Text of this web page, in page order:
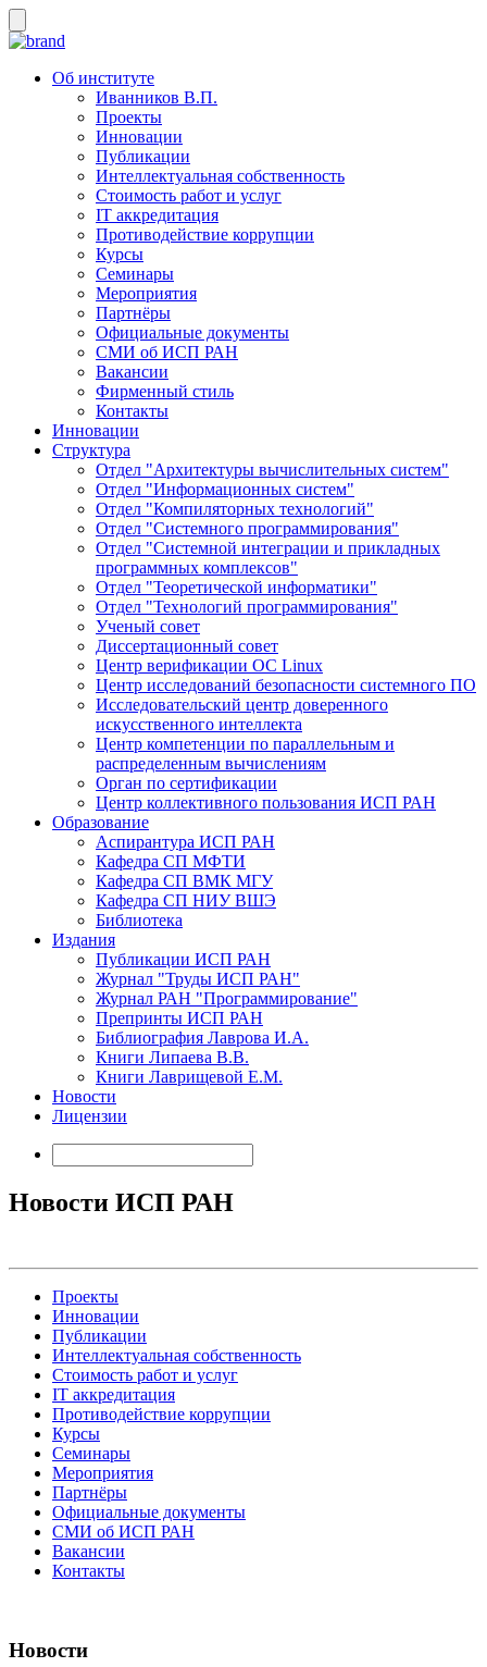
Об институте
Иванников В.П.
Проекты
Инновации
Публикации
Интеллектуальная собственность
Стоимость работ и услуг
IT аккредитация
Противодействие коррупции
Курсы
Семинары
Мероприятия
Партнёры
Официальные документы
СМИ об ИСП РАН
Вакансии
Фирменный стиль
Контакты
Инновации
Структура
Отдел "Архитектуры вычислительных систем"
Отдел "Информационных систем"
Отдел "Компиляторных технологий"
Отдел "Системного программирования"
Отдел "Системной интеграции и прикладных
программных комплексов"
Отдел "Теоретической информатики"
Отдел "Технологий программирования"
Ученый совет
Диссертационный совет
Центр верификации ОС Linux
Центр исследований безопасности системного ПО
Исследовательский центр доверенного
искусственного интеллекта
Центр компетенции по параллельным и
распределенным вычислениям
Орган по сертификации
Центр коллективного пользования ИСП РАН
Образование
Аспирантура ИСП РАН
Кафедра СП МФТИ
Кафедра СП ВМК МГУ
Кафедра СП НИУ ВШЭ
Библиотека
Издания
Публикации ИСП РАН
Журнал "Труды ИСП РАН"
Журнал РАН "Программирование"
Препринты ИСП РАН
Библиография Лаврова И.А.
Книги Липаева В.В.
Книги Лаврищевой Е.М.
Новости
Лицензии
Новости ИСП РАН
Проекты
Инновации
Публикации
Интеллектуальная собственность
Стоимость работ и услуг
IT аккредитация
Противодействие коррупции
Курсы
Семинары
Мероприятия
Партнёры
Официальные документы
СМИ об ИСП РАН
Вакансии
Контакты
Новости